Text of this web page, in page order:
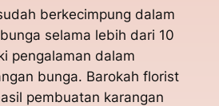
berkecimpung dalam
selama lebih dari 10
pengalaman dalam
bunga. Barokah florist
pembuatan karangan